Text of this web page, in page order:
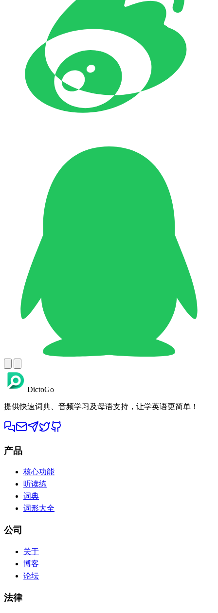
DictoGo
提供快速词典、音频学习及母语支持，让学英语更简单！
产品
核心功能
听读练
词典
词形大全
公司
关于
博客
论坛
法律